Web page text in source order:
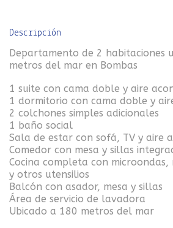
Descripción
Departamento de 2 habitaciones
metros del mar en Bombas
1 suite con cama doble y aire
1 dormitorio con cama doble y
2 colchones simples adicionales
1 baño social
Sala de estar con sofá, TV y aire
Comedor con mesa y sillas
Cocina completa con
y otros utensilios
Balcón con asador, mesa y sillas
Área de servicio de lavadora
Ubicado a 180 metros del mar